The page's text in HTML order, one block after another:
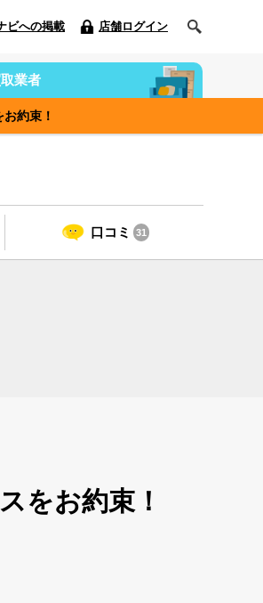
ビへの掲載 店舗ログイン
業者
約束！
口コミ 31
をお約束！